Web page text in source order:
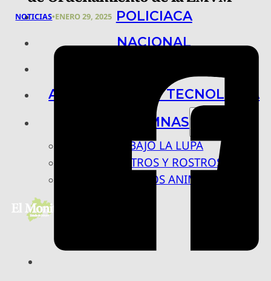
POLICIACA
NACIONAL
ARTE, CIENCIA Y TECNOLOGÍA
COLUMNAS
BAJO LA LUPA
RASTROS Y ROSTROS
VÍNCULOS ANIMALES
NOTICIAS•ENERO 29, 2025